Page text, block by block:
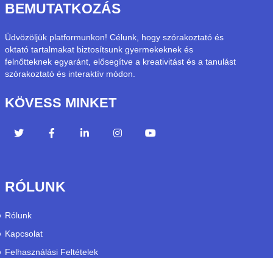
BEMUTATKOZÁS
Üdvözöljük platformunkon! Célunk, hogy szórakoztató és
oktató tartalmakat biztosítsunk gyermekeknek és
felnőtteknek egyaránt, elősegítve a kreativitást és a tanulást
szórakoztató és interaktív módon.
KÖVESS MINKET
RÓLUNK
Rólunk
Kapcsolat
Felhasználási Feltételek